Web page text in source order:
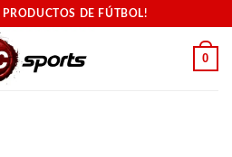
DE FÚTBOL!
0